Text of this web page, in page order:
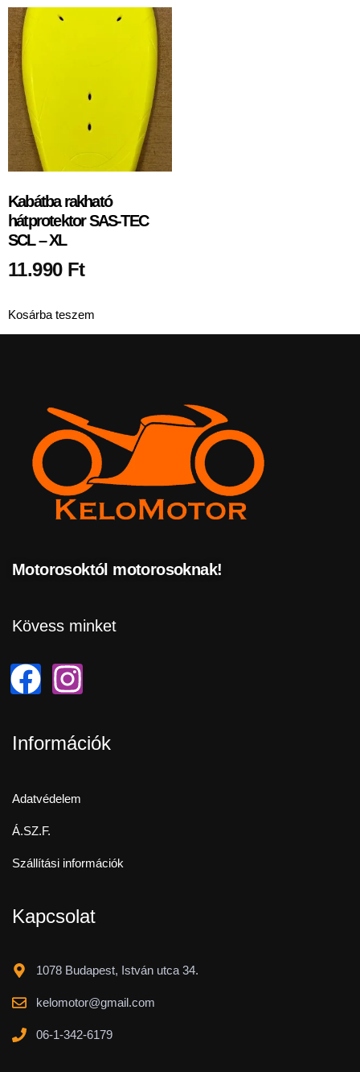
Kabátba rakható
hátprotektor SAS-TEC
SCL – XL
11.990 Ft
Kosárba teszem
Motorosoktól motorosoknak!
Kövess minket
Információk
Adatvédelem
Á.SZ.F.
Szállítási információk
Kapcsolat
1078 Budapest, István utca 34.
kelomotor@gmail.com
06-1-342-6179